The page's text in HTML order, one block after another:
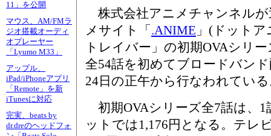
11」を公開
マウス、AM/FMラ
ジオ搭載オーディ
オプレーヤー
「Lyumo M33」
アップル、
iPad/iPhoneアプリ
「Remote」を新
iTunesに対応
完実、beats by
dr.dreのヘッドフォ
株式会社アニメチャンネル
メサイト「 .ANIME 」(ドット
トレイバー」の初期OVAシリ
全54話を初めてブロードバン
24日の正午から行なわれてい
初期OVAシリーズ全7話は、1
ットでは1,176円となる。テレ